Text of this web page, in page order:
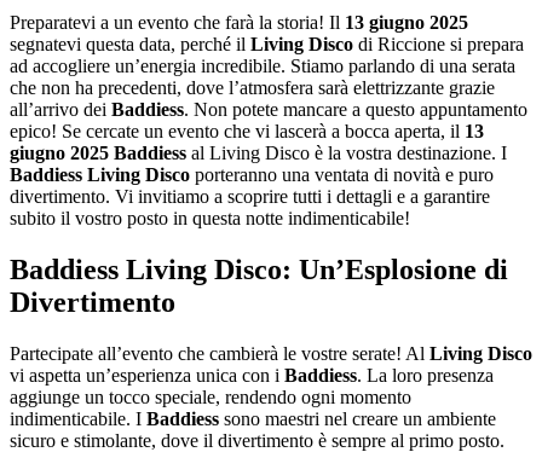
Preparatevi a un evento che farà la storia! Il 13 giugno 2025
segnatevi questa data, perché il Living Disco di Riccione si prepara
ad accogliere un’energia incredibile. Stiamo parlando di una serata
che non ha precedenti, dove l’atmosfera sarà elettrizzante grazie
all’arrivo dei Baddiess. Non potete mancare a questo appuntamento
epico! Se cercate un evento che vi lascerà a bocca aperta, il 13
giugno 2025 Baddiess al Living Disco è la vostra destinazione. I
Baddiess Living Disco porteranno una ventata di novità e puro
divertimento. Vi invitiamo a scoprire tutti i dettagli e a garantire
subito il vostro posto in questa notte indimenticabile!
Baddiess Living Disco: Un’Esplosione di
Divertimento
Partecipate all’evento che cambierà le vostre serate! Al Living Disco
vi aspetta un’esperienza unica con i Baddiess. La loro presenza
aggiunge un tocco speciale, rendendo ogni momento
indimenticabile. I Baddiess sono maestri nel creare un ambiente
sicuro e stimolante, dove il divertimento è sempre al primo posto.